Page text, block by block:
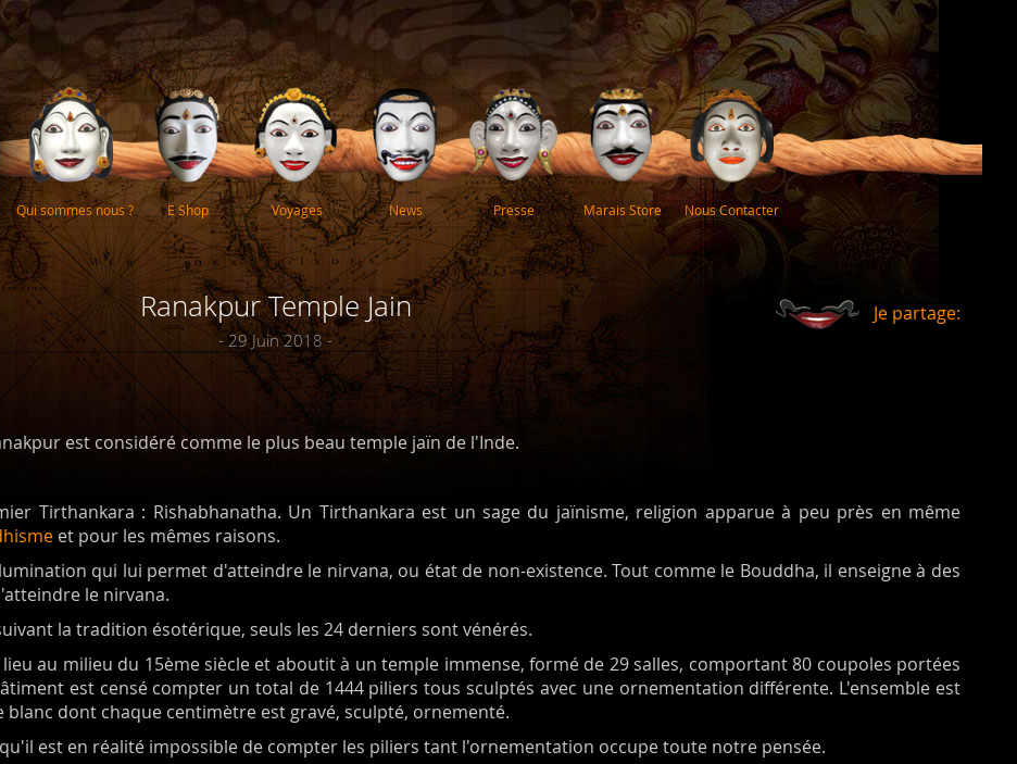
Qui sommes nous ? E Shop Voyages News Presse Marais Store Nous Contacter
Ranakpur Temple Jain
- 29 Juin 2018 -
Je partage:
est considéré comme le plus beau temple jaïn de l'Inde.
Tirthankara : Rishabhanatha. Un Tirthankara est un sage du jaïnisme, religion apparue à peu près en même
et pour les mêmes raisons.
qui lui permet d'atteindre le nirvana, ou état de non-existence. Tout comme le Bouddha, il enseigne à des
le nirvana.
la tradition ésotérique, seuls les 24 derniers sont vénérés.
au milieu du 15ème siècle et aboutit à un temple immense, formé de 29 salles, comportant 80 coupoles portées
est censé compter un total de 1444 piliers tous sculptés avec une ornementation différente. L'ensemble est
dont chaque centimètre est gravé, sculpté, ornementé.
est en réalité impossible de compter les piliers tant l'ornementation occupe toute notre pensée.